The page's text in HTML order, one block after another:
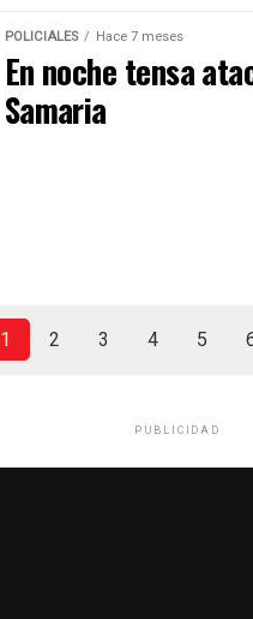
POLICIALES Hace 7 meses
En noche tensa
Samaria
1 2 3 4 5
PUBLICIDAD